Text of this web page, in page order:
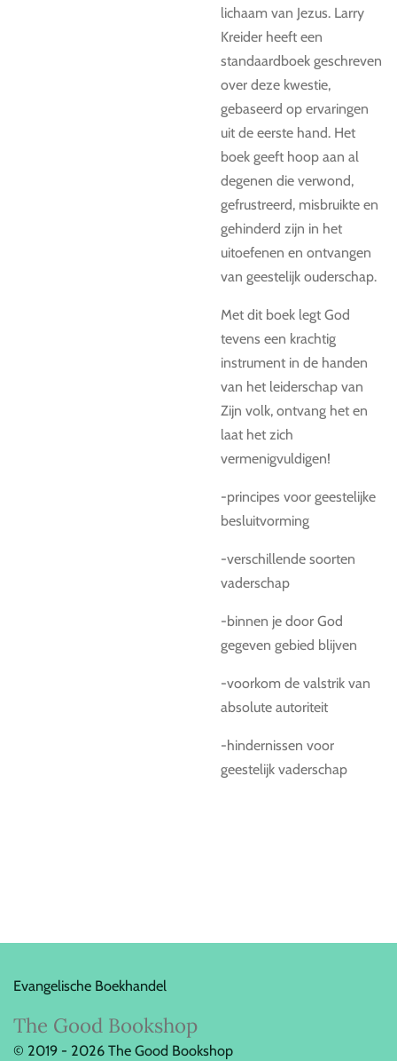
lichaam van Jezus. Larry
Kreider heeft een
standaardboek geschreven
over deze kwestie,
gebaseerd op ervaringen
uit de eerste hand. Het
boek geeft hoop aan al
degenen die verwond,
gefrustreerd, misbruikte en
gehinderd zijn in het
uitoefenen en ontvangen
van geestelijk ouderschap.
Met dit boek legt God
tevens een krachtig
instrument in de handen
van het leiderschap van
Zijn volk, ontvang het en
laat het zich
vermenigvuldigen!
-principes voor geestelijke
besluitvorming
-verschillende soorten
vaderschap
-binnen je door God
gegeven gebied blijven
-voorkom de valstrik van
absolute autoriteit
-hindernissen voor
geestelijk vaderschap
Evangelische Boekhandel
The Good Bookshop
© 2019 - 2026 The Good Bookshop